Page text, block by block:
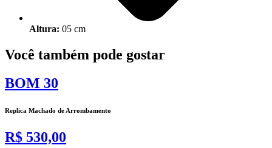
Altura: 05 cm
Você também pode gostar
BOM 30
Replica Machado de Arrombamento
R$ 530,00